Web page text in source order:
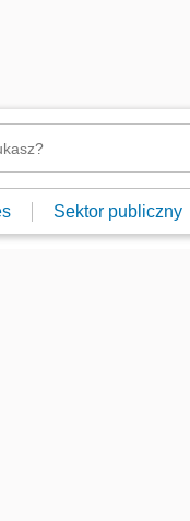
Sektor publiczny